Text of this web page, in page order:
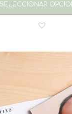
SELECCIONAR